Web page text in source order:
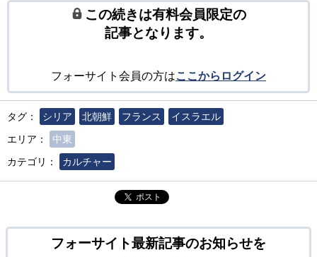
この続きは有料会員限定の
記事となります。
フォーサイト会員の方はここからログイン
タグ： シリア 北朝鮮 フランス
イスラエル
エリア：
中東
カテゴリ：
カルチャー
ポスト
フォーサイト最新記事のお知らせを